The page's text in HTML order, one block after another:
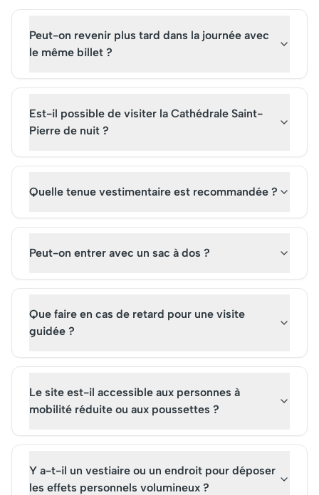
Peut-on revenir plus tard dans la journée avec
le même billet ?
Est-il possible de visiter la Cathédrale Saint-
Pierre de nuit ?
Quelle tenue vestimentaire est recommandée ?
Peut-on entrer avec un sac à dos ?
Que faire en cas de retard pour une visite
guidée ?
Le site est-il accessible aux personnes à
mobilité réduite ou aux poussettes ?
Y a-t-il un vestiaire ou un endroit pour déposer
les effets personnels volumineux ?